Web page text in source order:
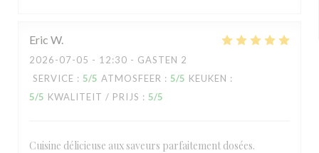
Eric W
2026-07-05 - 12:30 - GASTEN 2
SERVICE : 5/5 ATMOSFEER : 5/5 KEUKEN :
5/5 KWALITEIT / PRIJS : 5/5
Cuisine délicieuse aux saveurs parfaitement dosées.